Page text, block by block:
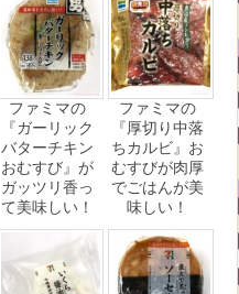
ファミマの
『ガーリック
バターチキン
おむすび』が
ガッツリ香っ
て美味しい！
ファミマの
『厚切り中落
ちカルビ』お
むすびが肉厚
でごはんが美
味しい！